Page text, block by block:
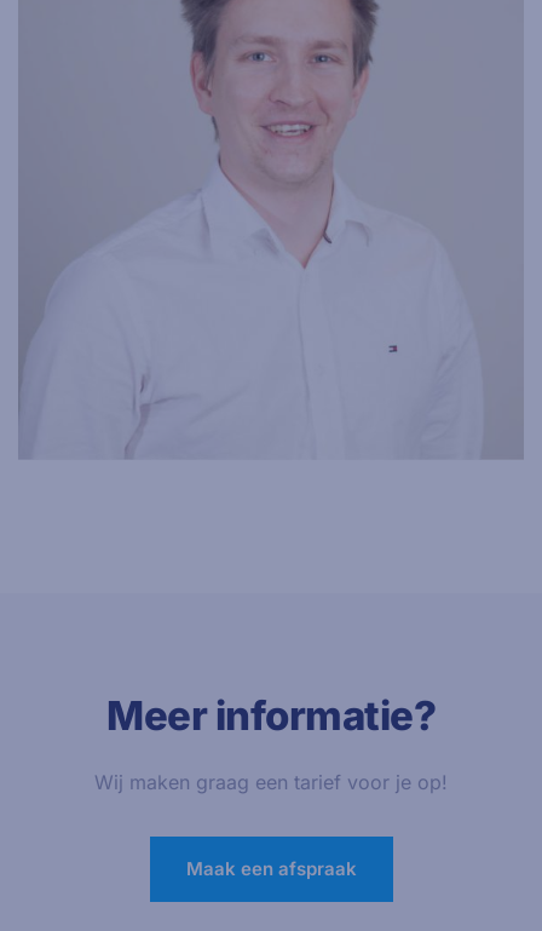
Meer informatie?
Wij maken graag een tarief voor je op!
Maak een afspraak